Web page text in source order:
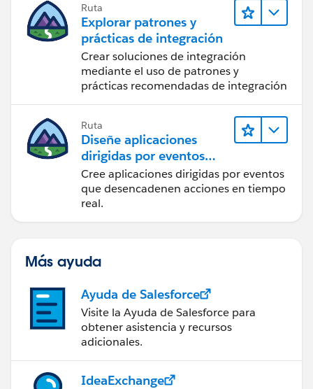
Ruta
Explorar patrones y
prácticas de integración
Crear soluciones de integración
mediante el uso de patrones y
prácticas recomendadas de integración
Ruta
Diseñe aplicaciones
dirigidas por eventos
para la integración en
tiempo real
Cree aplicaciones dirigidas por eventos
que desencadenen acciones en tiempo
real.
Más ayuda
Ayuda de Salesforce
Visite la Ayuda de Salesforce para
obtener asistencia y recursos
adicionales.
IdeaExchange